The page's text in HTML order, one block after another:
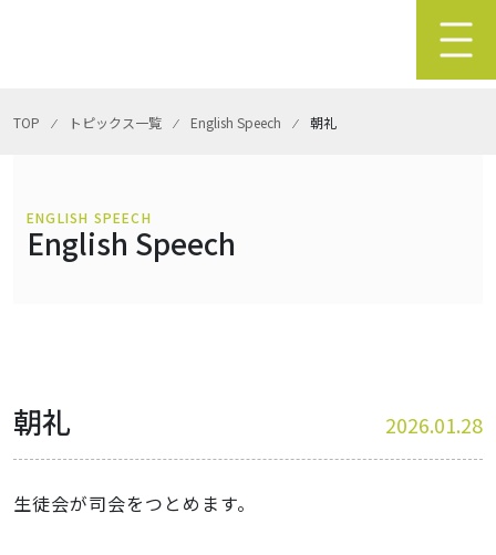
TOP ⁄ トピックス一覧 ⁄ English Speech ⁄ 朝礼
ENGLISH SPEECH
English Speech
朝礼 2026.01.28
生徒会が司会をつとめます。